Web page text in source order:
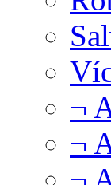
¬
¬